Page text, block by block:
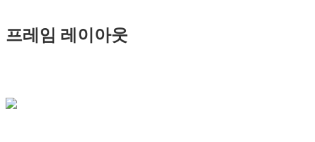
프레임 레이아웃